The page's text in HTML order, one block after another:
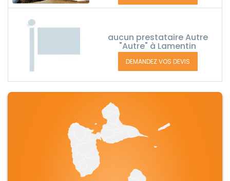
aucun prestataire Autre
"Autre" à Lamentin
DEMANDEZ VOS DEVIS